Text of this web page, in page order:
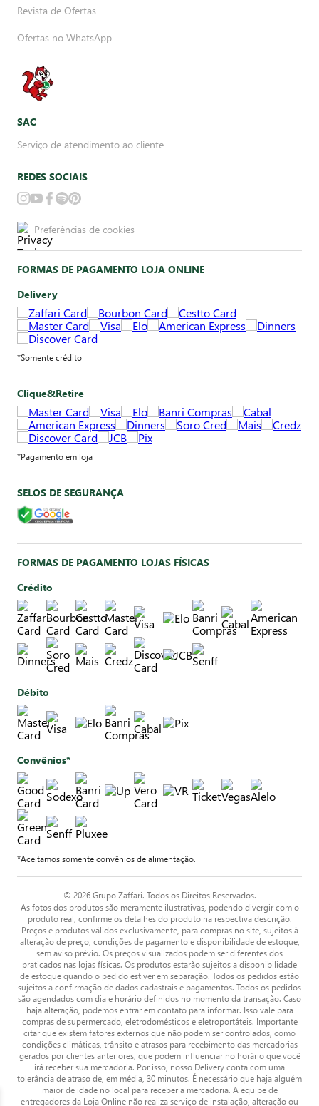
Revista de Ofertas
Ofertas no WhatsApp
SAC
Serviço de atendimento ao cliente
REDES SOCIAIS
Preferências de cookies
FORMAS DE PAGAMENTO LOJA ONLINE
Delivery
*Somente crédito
Clique&Retire
*Pagamento em loja
SELOS DE SEGURANÇA
FORMAS DE PAGAMENTO LOJAS FÍSICAS
Crédito
Débito
Convênios*
*Aceitamos somente convênios de alimentação.
© 2026 Grupo Zaffari. Todos os Direitos Reservados.
As fotos dos produtos são meramente ilustrativas, podendo divergir com o
produto real, confirme os detalhes do produto na respectiva descrição.
Preços e produtos válidos exclusivamente, para compras no site, sujeitos à
alteração de preço, condições de pagamento e disponibilidade de estoque,
sem aviso prévio. Os preços visualizados podem ser diferentes dos
praticados nas lojas físicas. Os produtos estarão sujeitos a disponibilidade
de estoque quando o pedido estiver em separação. Todos os pedidos estão
sujeitos a confirmação de dados cadastrais e pagamentos. Todos os pedidos
são agendados com dia e horário definidos no momento da transação. Caso
haja alteração, podemos entrar em contato para informar. Isso vale para
compras de supermercado, eletrodomésticos e eletroportáteis. Importante
citar que existem fatores externos que não podem ser controlados, como
condições climáticas, trânsito e atrasos para recebimento das mercadorias
gerados por clientes anteriores, que podem influenciar no horário que você
irá receber sua mercadoria. Por isso, nosso Delivery conta com uma
tolerância de atraso de, em média, 30 minutos. É necessário que haja alguém
maior de idade no local para receber a mercadoria. A equipe de
entregadores da Loja Online não realiza serviço de instalação, alteração ou